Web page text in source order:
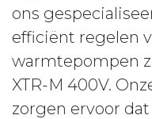
ons
efficiënt regelen
warmtepompen
XTR-M 400V.
zorgen ervoor